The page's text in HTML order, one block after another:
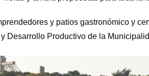
y patios gastronómico y
Desarrollo Productivo de la